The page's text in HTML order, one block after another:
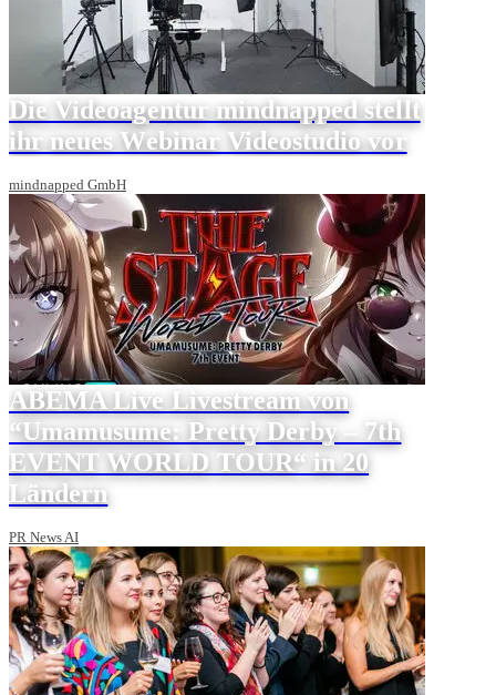
Die Videoagentur mindnapped stellt
ihr neues Webinar Videostudio vor
mindnapped GmbH
ABEMA Live Livestream von
“Umamusume: Pretty Derby – 7th
EVENT WORLD TOUR“ in 20
Ländern
PR News AI